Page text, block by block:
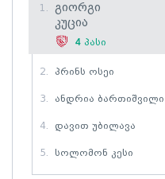
1.
Გიორგი
Კუცია
4 პასი
2. Პრინს Ოსეი
3. Ანდრია Ბართიშვილი
4. Დავით Უბილავა
5. Სოლომონ Კესი